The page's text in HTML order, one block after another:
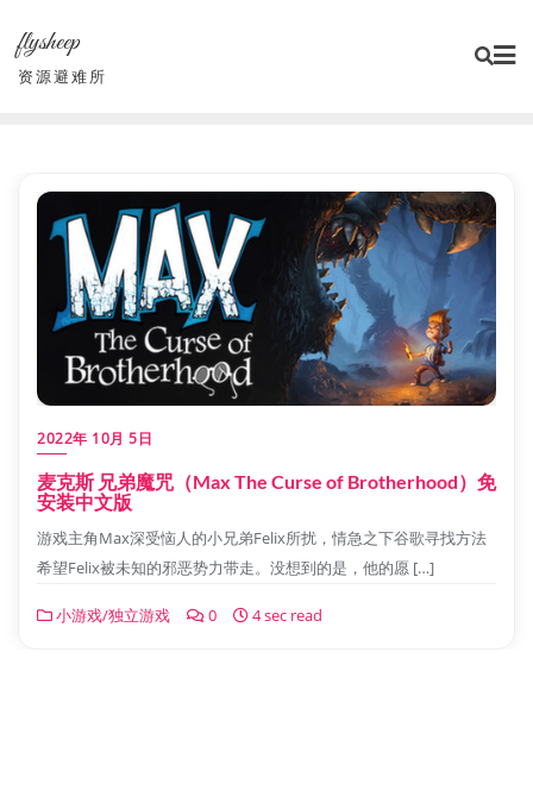
content
flysheep
资源避难所
2022年 10月 5日
麦克斯 兄弟魔咒（Max The Curse of Brotherhood）免
安装中文版
游戏主角Max深受恼人的小兄弟Felix所扰，情急之下谷歌寻找方法
希望Felix被未知的邪恶势力带走。没想到的是，他的愿 […]
小游戏/独立游戏 0 4 sec read